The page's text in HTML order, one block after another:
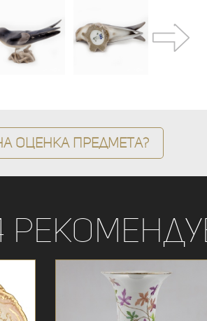
оценка предмета?